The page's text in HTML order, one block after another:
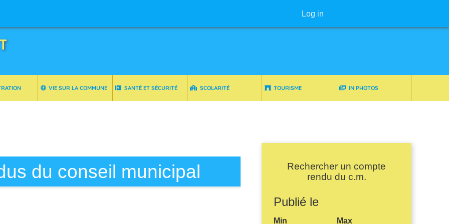
Log in
VIE SUR LA COMMUNE SANTÉ ET SÉCURITÉ SCOLARITÉ TOURISME IN PHOTOS
du conseil municipal
Rechercher un compte
rendu du c.m.
Publié le
Min Max